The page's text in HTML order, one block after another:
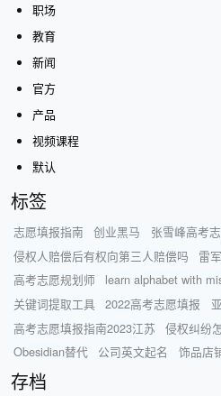
职场
教育
新闻
官方
产品
视频课程
默认
标签
志愿填报指南 创业黑马 张雪峰高考
侵权人赔偿后有权向第三人赔偿吗
雷
高考志愿规划师
learn alphabet with
关键词提取工具
2022高考志愿填报
高考志愿填报指南2023江苏
侵权纠纷
Obesidian替代
公司英文起名 饰品店
存档